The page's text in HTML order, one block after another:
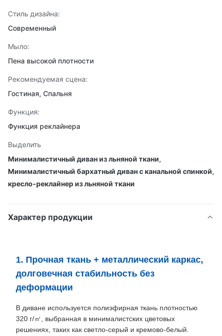
Стиль дизайна:
Современный
Мыло:
Пена высокой плотности
Рекомендуемая сцена:
Гостиная, Спальня
Функция:
Функция реклайнера
Выделить
Минималистичный диван из льняной ткани,
Минималистичный бархатный диван с канальной спинкой,
кресло-реклайнер из льняной ткани
Характер продукции
1. Прочная ткань + металлический каркас,
долговечная стабильность без
деформации
В диване используется полиэфирная ткань плотностью
320 г/㎡, выбранная в минималистских цветовых
решениях, таких как светло-серый и кремово-белый.